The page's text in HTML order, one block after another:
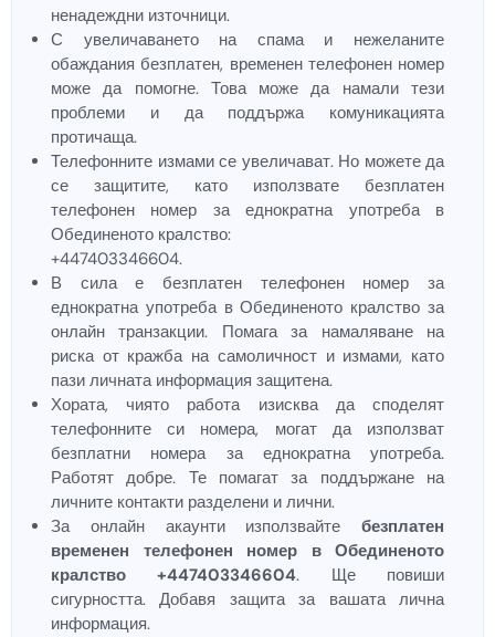
ненадеждни източници.
С увеличаването на спама и нежеланите
обаждания безплатен, временен телефонен номер
може да помогне. Това може да намали тези
проблеми и да поддържа комуникацията
протичаща.
Телефонните измами се увеличават. Но можете да
се защитите, като използвате безплатен
телефонен номер за еднократна употреба в
Обединеното кралство:
+447403346604.
В сила е безплатен телефонен номер за
еднократна употреба в Обединеното кралство за
онлайн транзакции. Помага за намаляване на
риска от кражба на самоличност и измами, като
пази личната информация защитена.
Хората, чиято работа изисква да споделят
телефонните си номера, могат да използват
безплатни номера за еднократна употреба.
Работят добре. Те помагат за поддържане на
личните контакти разделени и лични.
За онлайн акаунти използвайте безплатен
временен телефонен номер в Обединеното
кралство +447403346604. Ще повиши
сигурността. Добавя защита за вашата лична
информация.